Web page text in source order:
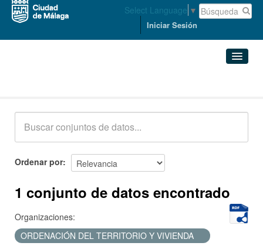
Select Language ▼
Iniciar Sesión
Acerca de
Ordenar por
1 conjunto de datos encontrado
Organizaciones:
ORDENACIÓN DEL TERRITORIO Y VIVIENDA